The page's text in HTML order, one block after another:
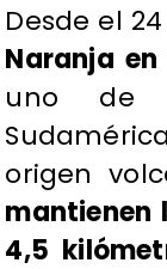
​Desde el
Naranja
uno de
origen
mantienen
4,5